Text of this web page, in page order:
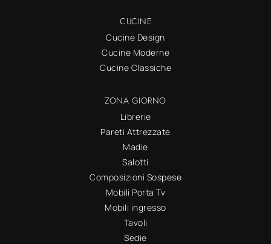
CUCINE
Cucine Design
Cucine Moderne
Cucine Classiche
ZONA GIORNO
Librerie
Pareti Attrezzate
Madie
Salotti
Composizioni Sospese
Mobili Porta Tv
Mobili ingresso
Tavoli
Sedie